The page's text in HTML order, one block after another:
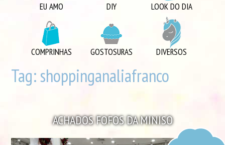
COMPRINHAS
DIVERSOS
EU AMO
LOOK DO DIA
EU AMO DIY LOOK DO DIA
COMPRINHAS GOSTOSURAS DIVERSOS
Tag:shoppinganaliafranco
ACHADOS FOFOS DA MINISO